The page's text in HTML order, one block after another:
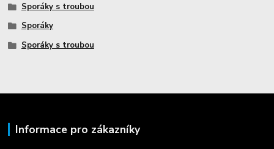
Sporáky s troubou
Sporáky
Sporáky s troubou
Informace pro zákazníky